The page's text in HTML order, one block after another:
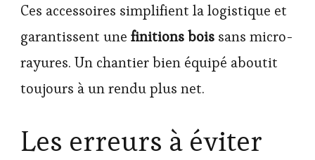
Ces accessoires simplifient la logistique et
garantissent une finitions bois sans micro-
rayures. Un chantier bien équipé aboutit
toujours à un rendu plus net.
Les erreurs à éviter